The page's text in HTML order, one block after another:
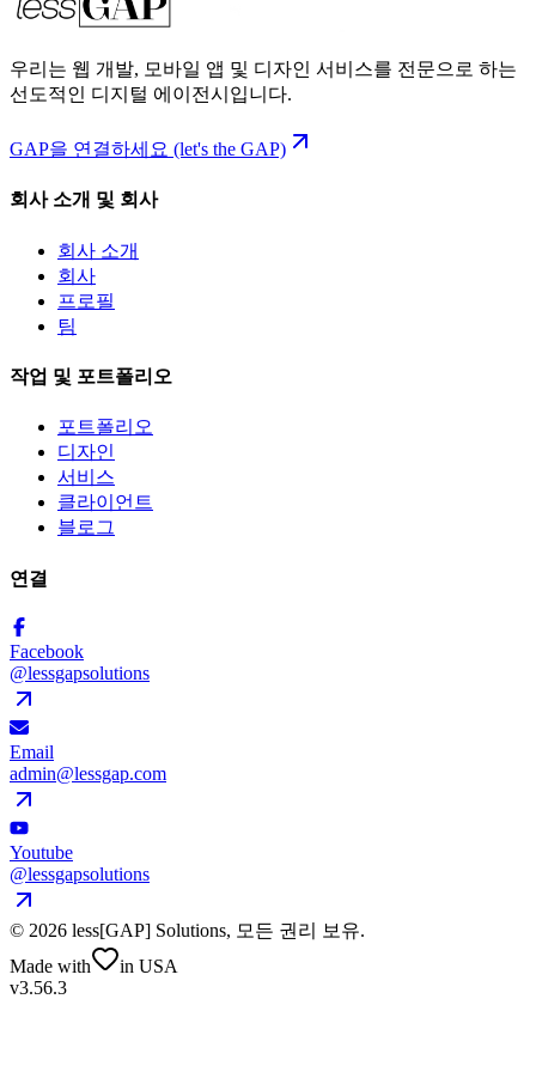
우리는 웹 개발, 모바일 앱 및 디자인 서비스를 전문으로 하는
선도적인 디지털 에이전시입니다.
GAP을 연결하세요 (let's the GAP)
회사 소개 및 회사
회사 소개
회사
프로필
팀
작업 및 포트폴리오
포트폴리오
디자인
서비스
클라이언트
블로그
연결
Facebook
@lessgapsolutions
Email
admin@lessgap.com
Youtube
@lessgapsolutions
© 2026 less[GAP] Solutions, 모든 권리 보유.
Made with
in USA
v3.56.3